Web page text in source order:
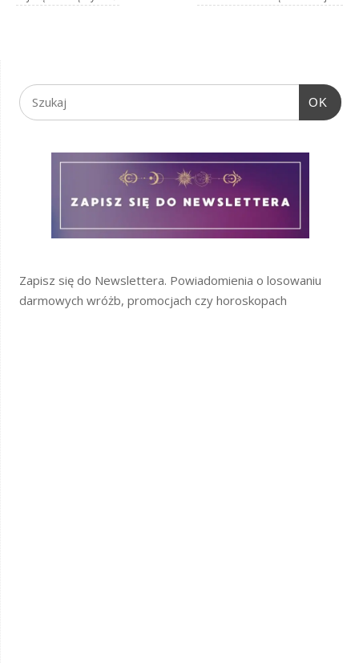
OK
Zapisz się do Newslettera. Powiadomienia o losowaniu
darmowych wróżb, promocjach czy horoskopach